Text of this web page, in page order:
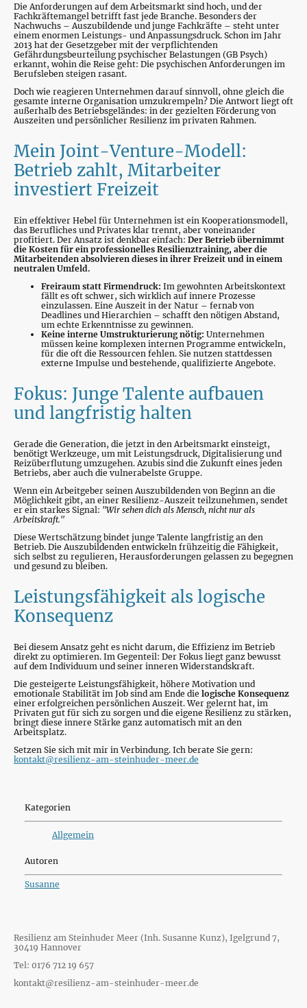
Die Anforderungen auf dem Arbeitsmarkt sind hoch, und der
Fachkräftemangel betrifft fast jede Branche. Besonders der
Nachwuchs – Auszubildende und junge Fachkräfte – steht unter
einem enormen Leistungs- und Anpassungsdruck. Schon im Jahr
2013 hat der Gesetzgeber mit der verpflichtenden
Gefährdungsbeurteilung psychischer Belastungen (GB Psych)
erkannt, wohin die Reise geht: Die psychischen Anforderungen im
Berufsleben steigen rasant.
Doch wie reagieren Unternehmen darauf sinnvoll, ohne gleich die
gesamte interne Organisation umzukrempeln? Die Antwort liegt oft
außerhalb des Betriebsgeländes: in der gezielten Förderung von
Auszeiten und persönlicher Resilienz im privaten Rahmen.
Mein Joint-Venture-Modell:
Betrieb zahlt, Mitarbeiter
investiert Freizeit
Ein effektiver Hebel für Unternehmen ist ein Kooperationsmodell,
das Berufliches und Privates klar trennt, aber voneinander
profitiert. Der Ansatz ist denkbar einfach: Der Betrieb übernimmt
die Kosten für ein professionelles Resilienztraining, aber die
Mitarbeitenden absolvieren dieses in ihrer Freizeit und in einem
neutralen Umfeld.
Freiraum statt Firmendruck: Im gewohnten Arbeitskontext
fällt es oft schwer, sich wirklich auf innere Prozesse
einzulassen. Eine Auszeit in der Natur – fernab von
Deadlines und Hierarchien – schafft den nötigen Abstand,
um echte Erkenntnisse zu gewinnen.
Keine interne Umstrukturierung nötig: Unternehmen
müssen keine komplexen internen Programme entwickeln,
für die oft die Ressourcen fehlen. Sie nutzen stattdessen
externe Impulse und bestehende, qualifizierte Angebote.
Fokus: Junge Talente aufbauen
und langfristig halten
Gerade die Generation, die jetzt in den Arbeitsmarkt einsteigt,
benötigt Werkzeuge, um mit Leistungsdruck, Digitalisierung und
Reizüberflutung umzugehen. Azubis sind die Zukunft eines jeden
Betriebs, aber auch die vulnerabelste Gruppe.
Wenn ein Arbeitgeber seinen Auszubildenden von Beginn an die
Möglichkeit gibt, an einer Resilienz-Auszeit teilzunehmen, sendet
er ein starkes Signal: "Wir sehen dich als Mensch, nicht nur als
Arbeitskraft."
Diese Wertschätzung bindet junge Talente langfristig an den
Betrieb. Die Auszubildenden entwickeln frühzeitig die Fähigkeit,
sich selbst zu regulieren, Herausforderungen gelassen zu begegnen
und gesund zu bleiben.
Leistungsfähigkeit als logische
Konsequenz
Bei diesem Ansatz geht es nicht darum, die Effizienz im Betrieb
direkt zu optimieren. Im Gegenteil: Der Fokus liegt ganz bewusst
auf dem Individuum und seiner inneren Widerstandskraft.
Die gesteigerte Leistungsfähigkeit, höhere Motivation und
emotionale Stabilität im Job sind am Ende die logische Konsequenz
einer erfolgreichen persönlichen Auszeit. Wer gelernt hat, im
Privaten gut für sich zu sorgen und die eigene Resilienz zu stärken,
bringt diese innere Stärke ganz automatisch mit an den
Arbeitsplatz.
Setzen Sie sich mit mir in Verbindung. Ich berate Sie gern:
kontakt@resilienz-am-steinhuder-meer.de
Kategorien
Allgemein
Autoren
Susanne
Resilienz am Steinhuder Meer (Inh. Susanne Kunz), Igelgrund 7,
30419 Hannover
Tel: 0176 712 19 657
kontakt@resilienz-am-steinhuder-meer.de